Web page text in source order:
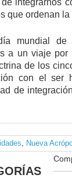
que ordenan la
mundial de
a un viaje por
de los
con el ser
de
Nueva